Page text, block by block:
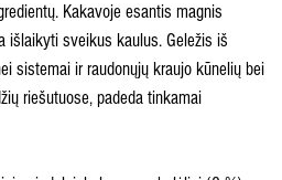
Kakavoje esantis magnis
išlaikyti sveikus kaulus. Geležis iš
sistemai ir raudonųjų kraujo kūnelių bei
riešutuose, padeda tinkamai